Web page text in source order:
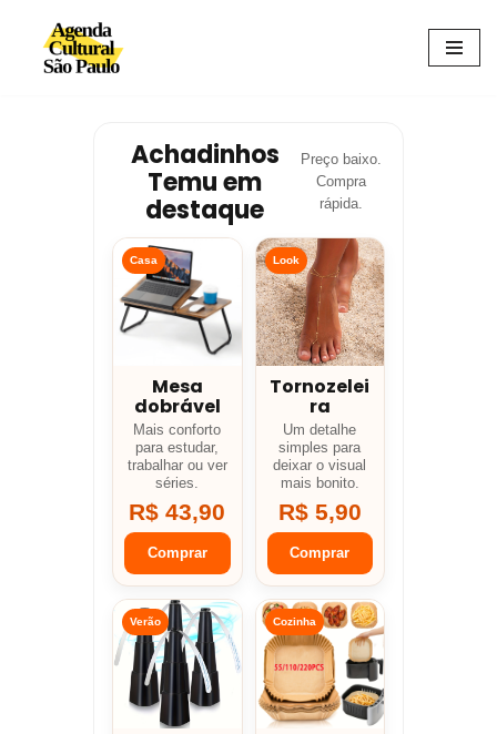
Avançar
Achadinhos
Temu em
destaque
Preço baixo.
Compra
rápida.
Casa
Mesa
dobrável
Mais conforto
para estudar,
trabalhar ou ver
séries.
R$ 43,90
Comprar
Look
Tornozelei
ra
Um detalhe
simples para
deixar o visual
mais bonito.
R$ 5,90
Comprar
Verão Cozinha